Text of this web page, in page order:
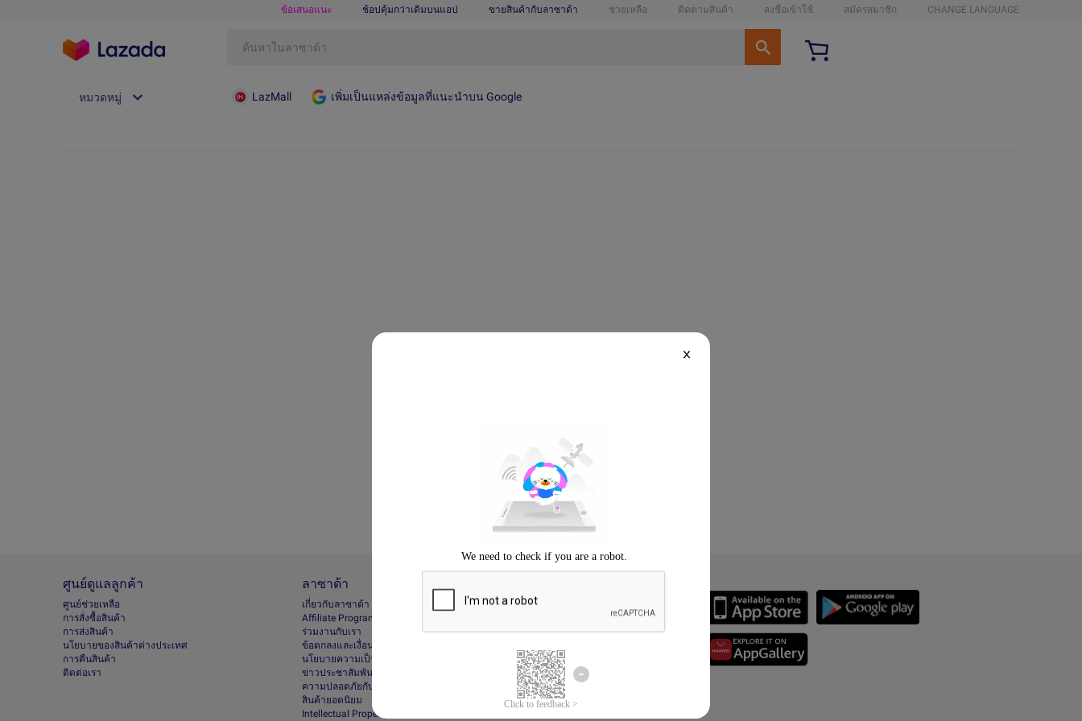
ข้อเสนอแนะ ช้อปคุ้มกว่าเดิมบนแอป ขายสินค้ากับลาซาด้า ช่วยเหลือ ติดตามสินค้า ลงชื่อเข้าใช้ สมัครสมาชิก CHANGE LANGUAGE
หมวดหมู่ LazMall เพิ่มเป็นแหล่งข้อมูลที่แนะนำบน Google
ศูนย์ดูแลลูกค้า
ศูนย์ช่วยเหลือ
การสั่งซื้อสินค้า
การส่งสินค้า
นโยบายของสินค้าต่างประเทศ
การคืนสินค้า
ติดต่อเรา
ลาซาด้า
เกี่ยวกับลาซาด้า
Afﬁliate Program
ร่วมงานกับเรา
ข้อตกลงและเงื่อนไข
นโยบายความเป็นส่วนตัว
ข่าวประชาสัมพันธ์
ความปลอดภัยกับลาซาด้า
สินค้ายอดนิยม
Intellectual Property Protection
Download the App
X